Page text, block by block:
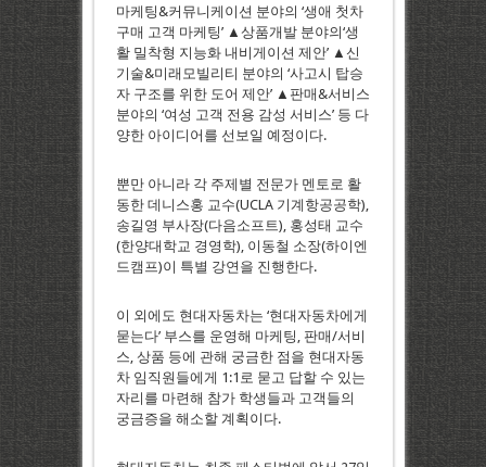
마케팅&커뮤니케이션 분야의 ‘생애 첫차
구매 고객 마케팅’ ▲상품개발 분야의‘생
활 밀착형 지능화 내비게이션 제안’ ▲신
기술&미래모빌리티 분야의 ‘사고시 탑승
자 구조를 위한 도어 제안’ ▲판매&서비스
분야의 ‘여성 고객 전용 감성 서비스’ 등 다
양한 아이디어를 선보일 예정이다.
뿐만 아니라 각 주제별 전문가 멘토로 활
동한 데니스홍 교수(UCLA 기계항공공학),
송길영 부사장(다음소프트), 홍성태 교수
(한양대학교 경영학), 이동철 소장(하이엔
드캠프)이 특별 강연을 진행한다.
이 외에도 현대자동차는 ‘현대자동차에게
묻는다’ 부스를 운영해 마케팅, 판매/서비
스, 상품 등에 관해 궁금한 점을 현대자동
차 임직원들에게 1:1로 묻고 답할 수 있는
자리를 마련해 참가 학생들과 고객들의
궁금증을 해소할 계획이다.